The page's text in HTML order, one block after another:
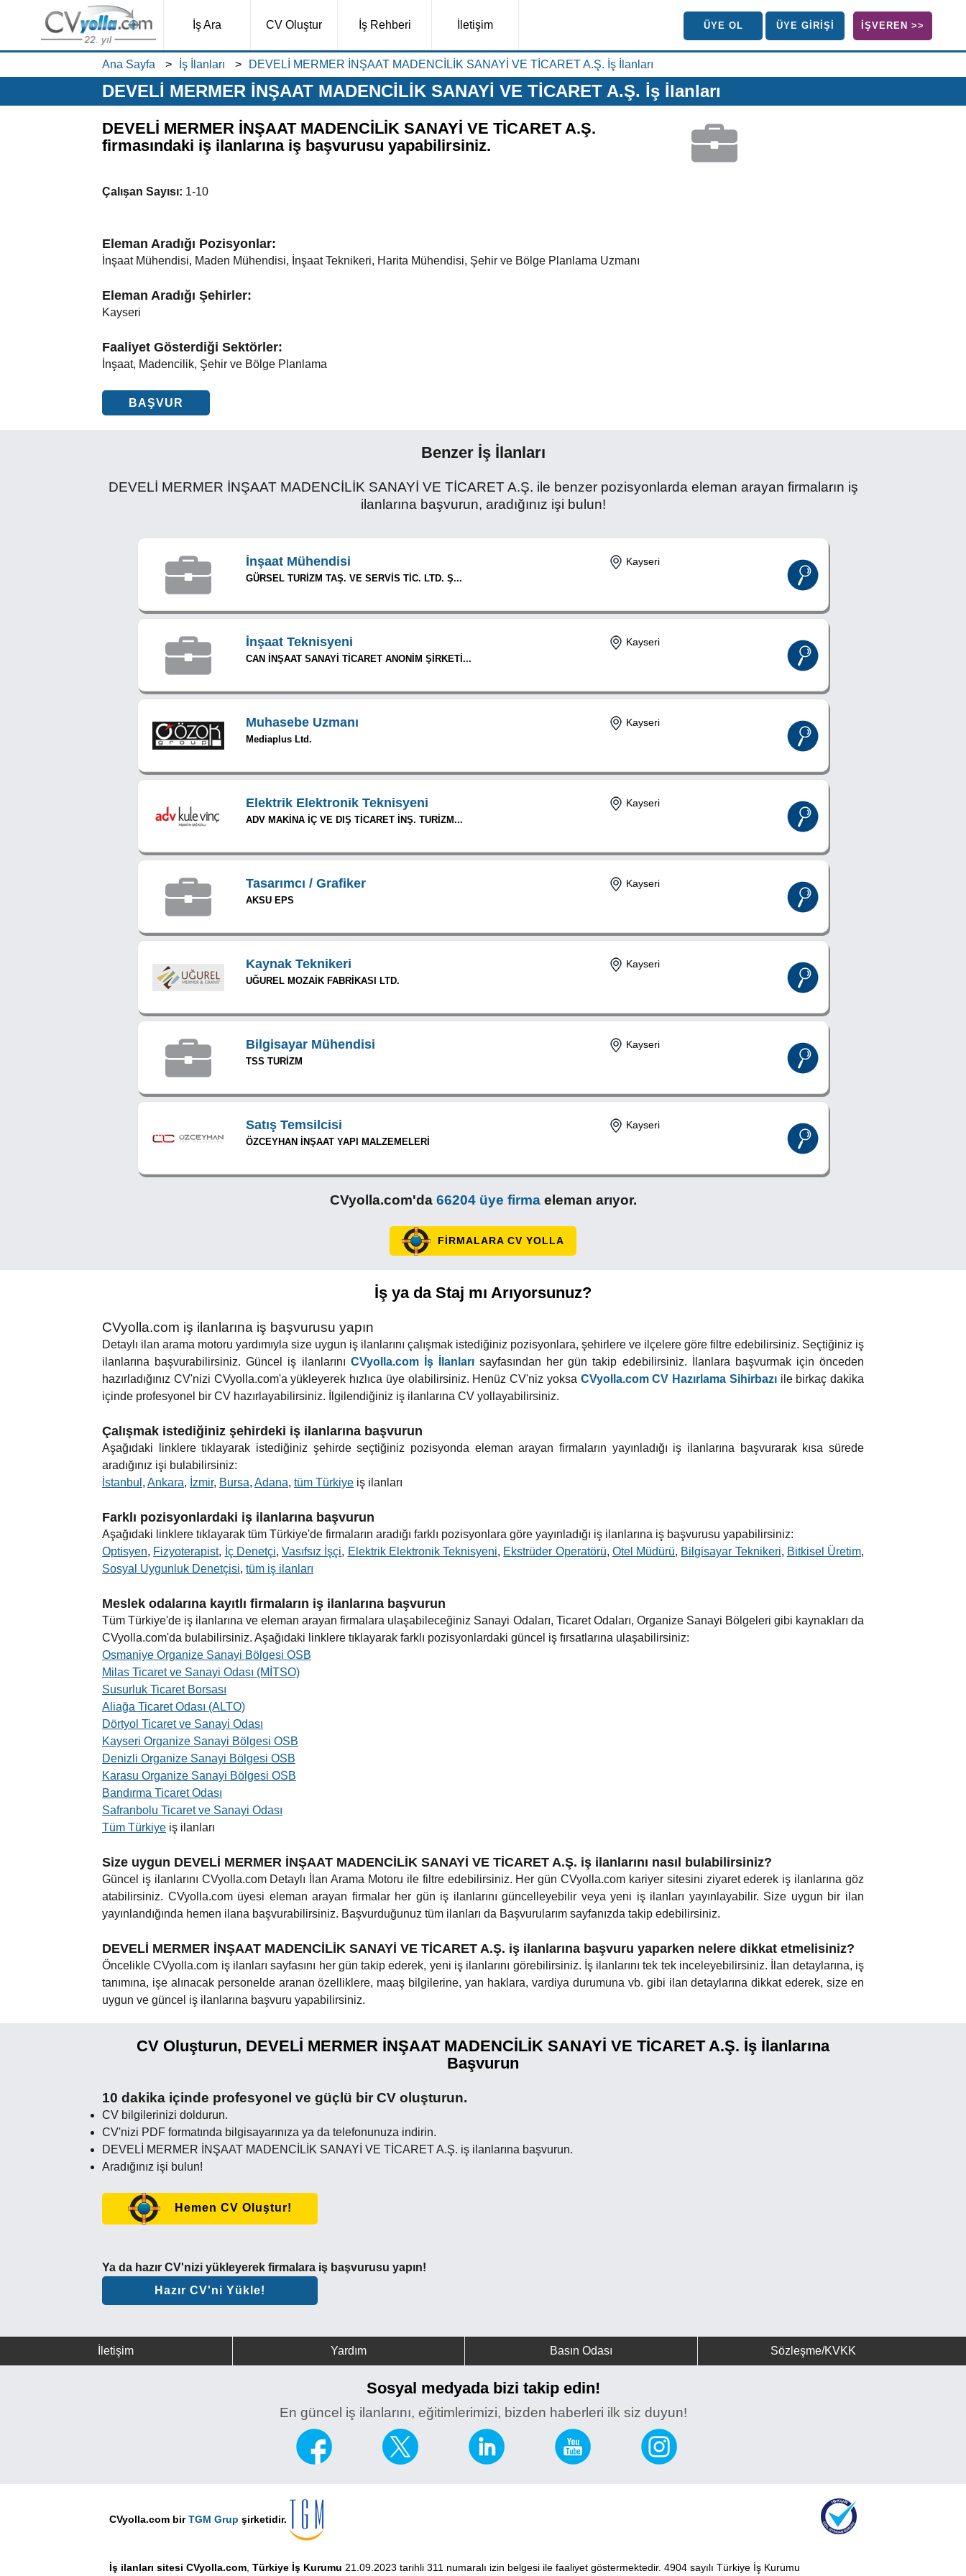
İş Ara CV Oluştur İş Rehberi İletişim ÜYE OL ÜYE GİRİŞİ İŞVEREN >>
Ana Sayfa İş İlanları DEVELİ MERMER İNŞAAT MADENCİLİK SANAYİ VE TİCARET A.Ş. İş İlanları
DEVELİ MERMER İNŞAAT MADENCİLİK SANAYİ VE TİCARET A.Ş. İş İlanları
DEVELİ MERMER İNŞAAT MADENCİLİK SANAYİ VE TİCARET A.Ş.
firmasındaki iş ilanlarına iş başvurusu yapabilirsiniz.
Çalışan Sayısı: 1-10
Eleman Aradığı Pozisyonlar:
İnşaat Mühendisi, Maden Mühendisi, İnşaat Teknikeri, Harita Mühendisi, Şehir ve Bölge Planlama Uzmanı
Eleman Aradığı Şehirler:
Kayseri
Faaliyet Gösterdiği Sektörler:
İnşaat, Madencilik, Şehir ve Bölge Planlama
BAŞVUR
Benzer İş İlanları
DEVELİ MERMER İNŞAAT MADENCİLİK SANAYİ VE TİCARET A.Ş. ile benzer pozisyonlarda eleman arayan firmaların iş
ilanlarına başvurun, aradığınız işi bulun!
İnşaat Mühendisi
GÜRSEL TURİZM TAŞ. VE SERVİS TİC. LTD. Ş...
Kayseri
İnşaat Teknisyeni
CAN İNŞAAT SANAYİ TİCARET ANONİM ŞİRKETİ...
Kayseri
Muhasebe Uzmanı
Mediaplus Ltd.
Kayseri
Elektrik Elektronik Teknisyeni
ADV MAKİNA İÇ VE DIŞ TİCARET İNŞ. TURİZM...
Kayseri
Tasarımcı / Grafiker
AKSU EPS
Kayseri
Kaynak Teknikeri
UĞUREL MOZAİK FABRİKASI LTD.
Kayseri
Bilgisayar Mühendisi
TSS TURİZM
Kayseri
Satış Temsilcisi
ÖZCEYHAN İNŞAAT YAPI MALZEMELERİ
Kayseri
CVyolla.com'da 66204 üye firmaeleman arıyor.
FİRMALARA CV YOLLA
İş ya da Staj mı Arıyorsunuz?
CVyolla.com iş ilanlarına iş başvurusu yapın
Detaylı ilan arama motoru yardımıyla size uygun iş ilanlarını çalışmak istediğiniz pozisyonlara, şehirlere ve ilçelere göre filtre edebilirsiniz. Seçtiğiniz iş
ilanlarına başvurabilirsiniz. Güncel iş ilanlarını CVyolla.com İş İlanlarısayfasından her gün takip edebilirsiniz. İlanlara başvurmak için önceden
hazırladığınız CV'nizi CVyolla.com'a yükleyerek hızlıca üye olabilirsiniz. Henüz CV'niz yoksa CVyolla.com CV Hazırlama Sihirbazıile birkaç dakika
içinde profesyonel bir CV hazırlayabilirsiniz. İlgilendiğiniz iş ilanlarına CV yollayabilirsiniz.
Çalışmak istediğiniz şehirdeki iş ilanlarına başvurun
Aşağıdaki linklere tıklayarak istediğiniz şehirde seçtiğiniz pozisyonda eleman arayan firmaların yayınladığı iş ilanlarına başvurarak kısa sürede
aradığınız işi bulabilirsiniz:
İstanbul , Ankara, İzmir, Bursa, Adana, tüm Türkiye iş ilanları
Farklı pozisyonlardaki iş ilanlarına başvurun
Aşağıdaki linklere tıklayarak tüm Türkiye'de firmaların aradığı farklı pozisyonlara göre yayınladığı iş ilanlarına iş başvurusu yapabilirsiniz:
Optisyen, Fizyoterapist, İç Denetçi, Vasıfsız İşçi, Elektrik Elektronik Teknisyeni, Ekstrüder Operatörü, Otel Müdürü, Bilgisayar Teknikeri, Bitkisel Üretim,
Sosyal Uygunluk Denetçisi, tüm iş ilanları
Meslek odalarına kayıtlı firmaların iş ilanlarına başvurun
Tüm Türkiye'de iş ilanlarına ve eleman arayan firmalara ulaşabileceğiniz Sanayi Odaları, Ticaret Odaları, Organize Sanayi Bölgeleri gibi kaynakları da
CVyolla.com'da bulabilirsiniz. Aşağıdaki linklere tıklayarak farklı pozisyonlardaki güncel iş fırsatlarına ulaşabilirsiniz:
Osmaniye Organize Sanayi Bölgesi OSB
Milas Ticaret ve Sanayi Odası (MİTSO)
Susurluk Ticaret Borsası
Aliağa Ticaret Odası (ALTO)
Dörtyol Ticaret ve Sanayi Odası
Kayseri Organize Sanayi Bölgesi OSB
Denizli Organize Sanayi Bölgesi OSB
Karasu Organize Sanayi Bölgesi OSB
Bandırma Ticaret Odası
Safranbolu Ticaret ve Sanayi Odası
Tüm Türkiye iş ilanları
Size uygun DEVELİ MERMER İNŞAAT MADENCİLİK SANAYİ VE TİCARET A.Ş. iş ilanlarını nasıl bulabilirsiniz?
Güncel iş ilanlarını CVyolla.com Detaylı İlan Arama Motoru ile filtre edebilirsiniz. Her gün CVyolla.com kariyer sitesini ziyaret ederek iş ilanlarına göz
atabilirsiniz. CVyolla.com üyesi eleman arayan firmalar her gün iş ilanlarını güncelleyebilir veya yeni iş ilanları yayınlayabilir. Size uygun bir ilan
yayınlandığında hemen ilana başvurabilirsiniz. Başvurduğunuz tüm ilanları da Başvurularım sayfanızda takip edebilirsiniz.
DEVELİ MERMER İNŞAAT MADENCİLİK SANAYİ VE TİCARET A.Ş. iş ilanlarına başvuru yaparken nelere dikkat etmelisiniz?
Öncelikle CVyolla.com iş ilanları sayfasını her gün takip ederek, yeni iş ilanlarını görebilirsiniz. İş ilanlarını tek tek inceleyebilirsiniz. İlan detaylarına, iş
tanımına, işe alınacak personelde aranan özelliklere, maaş bilgilerine, yan haklara, vardiya durumuna vb. gibi ilan detaylarına dikkat ederek, size en
uygun ve güncel iş ilanlarına başvuru yapabilirsiniz.
CV Oluşturun, DEVELİ MERMER İNŞAAT MADENCİLİK SANAYİ VE TİCARET A.Ş. İş İlanlarına
Başvurun
10 dakika içinde profesyonel ve güçlü bir CV oluşturun.
CV bilgilerinizi doldurun.
CV'nizi PDF formatında bilgisayarınıza ya da telefonunuza indirin.
DEVELİ MERMER İNŞAAT MADENCİLİK SANAYİ VE TİCARET A.Ş. iş ilanlarına başvurun.
Aradığınız işi bulun!
Hemen CV Oluştur!
Ya da hazır CV'nizi yükleyerek firmalara iş başvurusu yapın!
Hazır CV'ni Yükle!
İletişim Yardım Basın Odası Sözleşme/KVKK
Sosyal medyada bizi takip edin!
En güncel iş ilanlarını, eğitimlerimizi, bizden haberleri ilk siz duyun!
CVyolla.com birTGM Grup şirketidir.
İş ilanları sitesi CVyolla.com, Türkiye İş Kurumu 21.09.2023 tarihli 311 numaralı izin belgesi ile faaliyet göstermektedir. 4904 sayılı Türkiye İş Kurumu